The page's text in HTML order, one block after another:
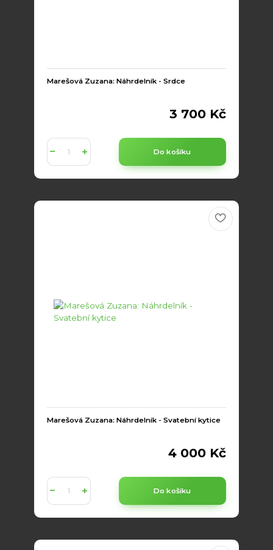
Marešová Zuzana: Náhrdelník - Srdce
3 700 Kč
Do košíku
Marešová Zuzana: Náhrdelník - Svatební kytice
4 000 Kč
Do košíku